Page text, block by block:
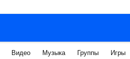
Видео Музыка Группы Игры